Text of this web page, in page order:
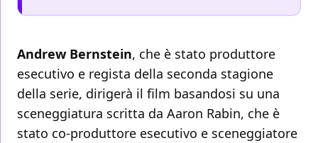
Andrew Bernstein, che è stato produttore
esecutivo e regista della seconda stagione
della serie, dirigerà il film basandosi su una
sceneggiatura scritta da Aaron Rabin, che è
stato co-produttore esecutivo e sceneggiatore